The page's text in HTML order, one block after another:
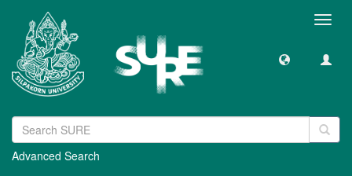
Advanced Search